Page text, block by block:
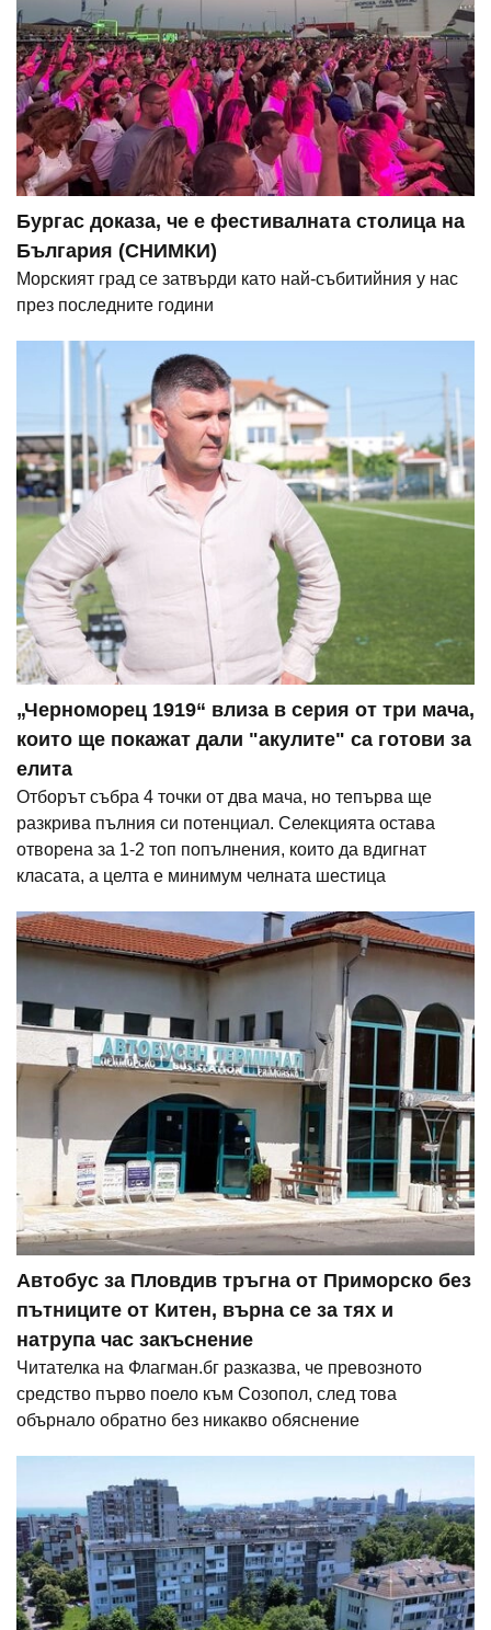
Бургас доказа, че е фестивалната столица на
България (СНИМКИ)
Морският град се затвърди като най-събитийния у нас
през последните години
„Черноморец 1919“ влиза в серия от три мача,
които ще покажат дали "акулите" са готови за
елита
Отборът събра 4 точки от два мача, но тепърва ще
разкрива пълния си потенциал. Селекцията остава
отворена за 1-2 топ попълнения, които да вдигнат
класата, а целта е минимум челната шестица
Автобус за Пловдив тръгна от Приморско без
пътниците от Китен, върна се за тях и
натрупа час закъснение
Читателка на Флагман.бг разказва, че превозното
средство първо поело към Созопол, след това
обърнало обратно без никакво обяснение